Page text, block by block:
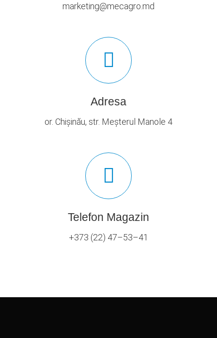
marketing@mecagro.md
Adresa
or. Chișinău, str. Meșterul Manole 4
Telefon Magazin
+373 (22) 47–53–41